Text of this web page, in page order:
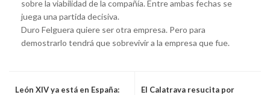
sobre la viabilidad de la compañía. Entre ambas fechas se
juega una partida decisiva.
Duro Felguera quiere ser otra empresa. Pero para
demostrarlo tendrá que sobrevivir a la empresa que fue.
León XIV ya está en España:
El Calatrava resucita por